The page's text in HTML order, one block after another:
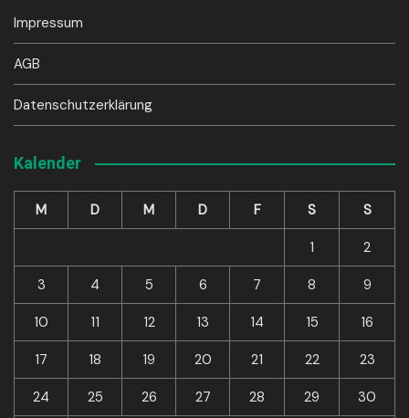
Impressum
AGB
Datenschutzerklärung
Kalender
M D M D F S S
1 2
3 4 5 6 7 8 9
10 11 12 13 14 15 16
17 18 19 20 21 22 23
24 25 26 27 28 29 30